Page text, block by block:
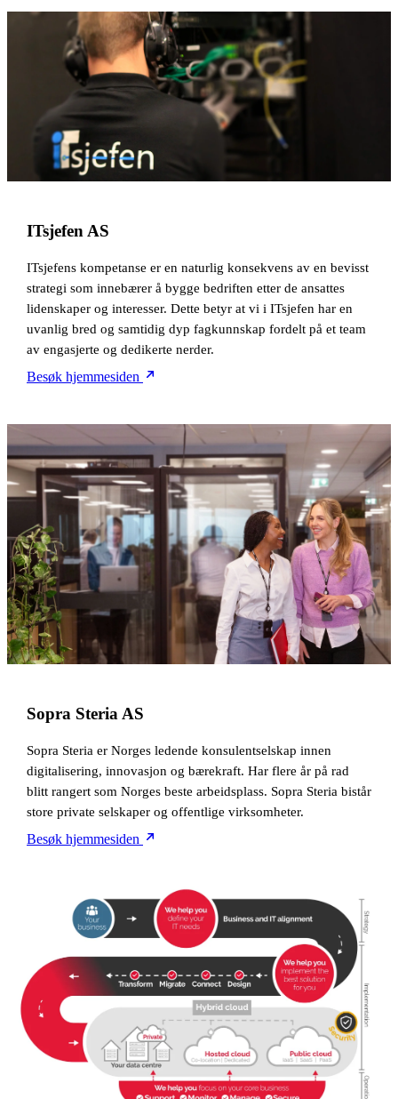
ITsjefen AS
ITsjefens kompetanse er en naturlig konsekvens av en bevisst
strategi som innebærer å bygge bedriften etter de ansattes
lidenskaper og interesser. Dette betyr at vi i ITsjefen har en
uvanlig bred og samtidig dyp fagkunnskap fordelt på et team
av engasjerte og dedikerte nerder.
Besøk hjemmesiden
Sopra Steria AS
Sopra Steria er Norges ledende konsulentselskap innen
digitalisering, innovasjon og bærekraft. Har flere år på rad
blitt rangert som Norges beste arbeidsplass. Sopra Steria bistår
store private selskaper og offentlige virksomheter.
Besøk hjemmesiden